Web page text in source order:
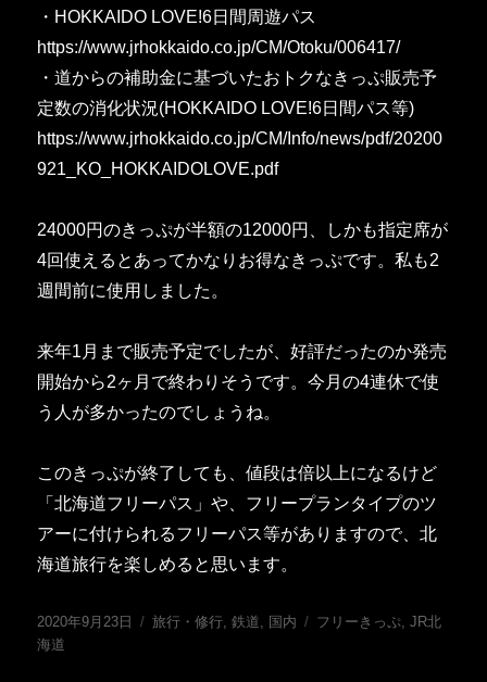
・HOKKAIDO LOVE!6日間周遊パス
https://www.jrhokkaido.co.jp/CM/Otoku/006417/
・道からの補助金に基づいたおトクなきっぷ販売予
定数の消化状況(HOKKAIDO LOVE!6日間パス等)
https://www.jrhokkaido.co.jp/CM/Info/news/pdf/20200
921_KO_HOKKAIDOLOVE.pdf
24000円のきっぷが半額の12000円、しかも指定席が
4回使えるとあってかなりお得なきっぷです。私も2
週間前に使用しました。
来年1月まで販売予定でしたが、好評だったのか発売
開始から2ヶ月で終わりそうです。今月の4連休で使
う人が多かったのでしょうね。
このきっぷが終了しても、値段は倍以上になるけど
「北海道フリーパス」や、フリープランタイプのツ
アーに付けられるフリーパス等がありますので、北
海道旅行を楽しめると思います。
投
稿
2020年9月23日
カ
旅行・修行 ,鉄道 国内
タ
フリーきっぷ ,JR北
海道